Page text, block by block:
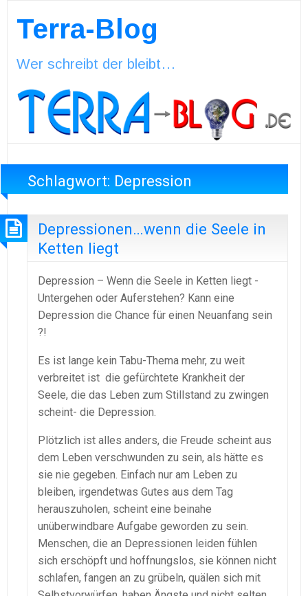
Terra-Blog
Wer schreibt der bleibt…
Schlagwort: Depression
Depressionen…wenn die Seele in
Ketten liegt
Depression – Wenn die Seele in Ketten liegt -
Untergehen oder Auferstehen? Kann eine
Depression die Chance für einen Neuanfang sein
?!
Es ist lange kein Tabu-Thema mehr, zu weit
verbreitet ist die gefürchtete Krankheit der
Seele, die das Leben zum Stillstand zu zwingen
scheint- die Depression.
Plötzlich ist alles anders, die Freude scheint aus
dem Leben verschwunden zu sein, als hätte es
sie nie gegeben. Einfach nur am Leben zu
bleiben, irgendetwas Gutes aus dem Tag
herauszuholen, scheint eine beinahe
unüberwindbare Aufgabe geworden zu sein.
Menschen, die an Depressionen leiden fühlen
sich erschöpft und hoffnungslos, sie können nicht
schlafen, fangen an zu grübeln, quälen sich mit